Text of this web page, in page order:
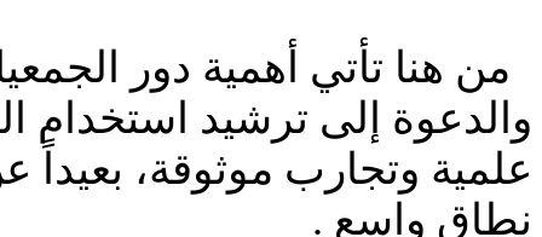
من هنا تأتي أهمية دور
والدعوة إلى ترشيد استخدام
علمية وتجارب موثوقة، بعيداً
نطاق واسع .